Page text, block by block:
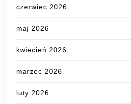
czerwiec 2026
maj 2026
kwiecień 2026
marzec 2026
luty 2026